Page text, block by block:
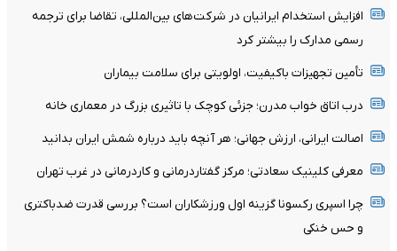
افزایش استخدام ایرانیان در شرکت‌های بین‌المللی، تقاضا برای ترجمه
رسمی مدارک را بیشتر کرد
تأمین تجهیزات باکیفیت، اولویتی برای سلامت بیماران
درب اتاق خواب مدرن؛ جزئی کوچک با تاثیری بزرگ در معماری خانه
اصالت ایرانی، ارزش جهانی؛ هر آنچه باید درباره شمش ایران بدانید
معرفی کلینیک سعادتی؛ مرکز گفتاردرمانی و کاردرمانی در غرب تهران
چرا اسپری رکسونا گزینه اول ورزشکاران است؟ بررسی قدرت ضدباکتری
و حس خنکی